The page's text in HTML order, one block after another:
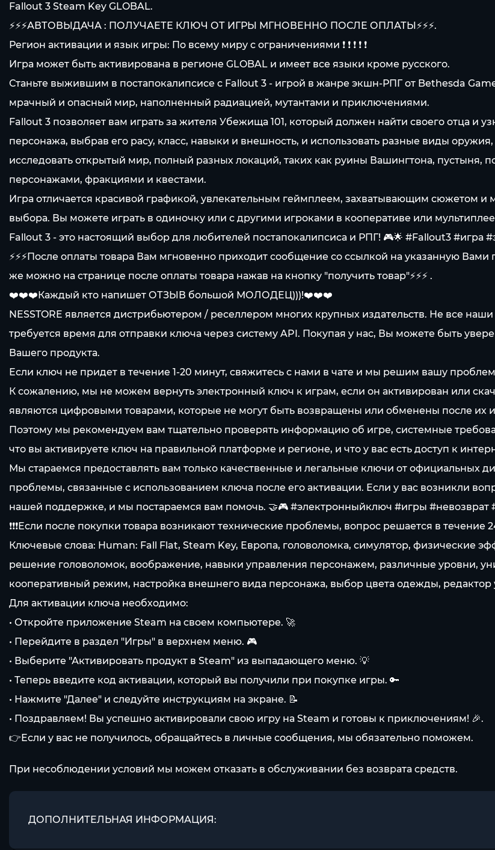
Fallout 3 Steam Key GLOBAL.
⚡⚡⚡АВТОВЫДАЧА : ПОЛУЧАЕТЕ КЛЮЧ ОТ ИГРЫ МГНОВЕННО ПОСЛЕ ОПЛАТЫ⚡⚡⚡.
Регион активации и язык игры: По всему миру с ограничениями ❗ ❗ ❗ ❗ ❗
Игра может быть активирована в регионе GLOBAL и имеет все языки кроме русского.
Станьте выжившим в постапокалипсисе с Fallout 3 - игрой в жанре экшн-РПГ от Bethesda
мрачный и опасный мир, наполненный радиацией, мутантами и приключениями.
Fallout 3 позволяет вам играть за жителя Убежища 101, который должен найти своего отца и
персонажа, выбрав его расу, класс, навыки и внешность, и использовать разные виды
исследовать открытый мир, полный разных локаций, таких как руины Вашингтона, пустыня,
персонажами, фракциями и квестами.
Игра отличается красивой графикой, увлекательным геймплеем, захватывающим сюжетом
выбора. Вы можете играть в одиночку или с другими игроками в кооперативе или
Fallout 3 - это настоящий выбор для любителей постапокалипсиса и РПГ! 🎮🌟 #Fallout3
⚡⚡⚡После оплаты товара Вам мгновенно приходит сообщение со ссылкой на указанную
же можно на странице после оплаты товара нажав на кнопку "получить товар"⚡⚡⚡ .
❤️❤️❤️Каждый кто напишет ОТЗЫВ большой МОЛОДЕЦ)))!❤️❤️❤️
NESSTORE является дистрибьютером / реселлером многих крупных издательств. Не все
требуется время для отправки ключа через систему API. Покупая у нас, Вы можете быть
Вашего продукта.
Если ключ не придет в течение 1-20 минут, свяжитесь с нами в чате и мы решим вашу
К сожалению, мы не можем вернуть электронный ключ к играм, если он активирован или
являются цифровыми товарами, которые не могут быть возвращены или обменены после их
Поэтому мы рекомендуем вам тщательно проверять информацию об игре, системные
что вы активируете ключ на правильной платформе и регионе, и что у вас есть доступ к
Мы стараемся предоставлять вам только качественные и легальные ключи от официальных
проблемы, связанные с использованием ключа после его активации. Если у вас возникли
нашей поддержке, и мы постараемся вам помочь. 🤝🎮 #электронныйключ #игры #невозврат
❗❗❗Если после покупки товара возникают технические проблемы, вопрос решается в течение 24
Ключевые слова: Human: Fall Flat, Steam Key, Европа, головоломка, симулятор, физические
решение головоломок, воображение, навыки управления персонажем, различные уровни,
кооперативный режим, настройка внешнего вида персонажа, выбор цвета одежды, редактор
Для активации ключа необходимо:
• Откройте приложение Steam на своем компьютере. 🚀
• Перейдите в раздел "Игры" в верхнем меню. 🎮
• Выберите "Активировать продукт в Steam" из выпадающего меню. 💡
• Теперь введите код активации, который вы получили при покупке игры. 🔑
• Нажмите "Далее" и следуйте инструкциям на экране. 📝
• Поздравляем! Вы успешно активировали свою игру на Steam и готовы к приключениям! 🎉.
👉Если у вас не получилось, обращайтесь в личные сообщения, мы обязательно поможем.
При несоблюдении условий мы можем отказать в обслуживании без возврата средств.
ДОПОЛНИТЕЛЬНАЯ ИНФОРМАЦИЯ: